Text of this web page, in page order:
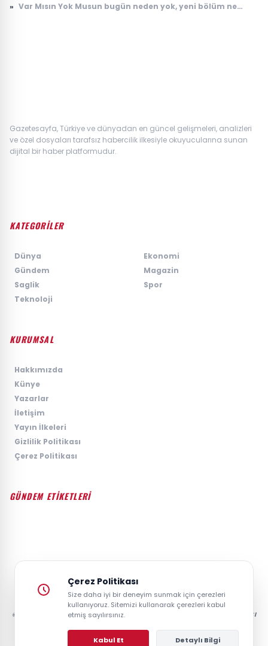
» Var Mısın Yok Musun bugün neden yok, yeni bölüm ne
Gazetesayfa, Türkiye ve dünyadan en güncel gelişmeleri, analizleri
ve özel dosyaları tarafsız habercilik ilkesiyle okuyucularına sunan
dijital bir haber platformudur.
KATEGORİLER
Dünya
Ekonomi
Gündem
Magazin
Saglik
Spor
Teknoloji
KURUMSAL
Hakkımızda
Künye
Yazarlar
İletişim
Yayın İlkeleri
Gizlilik Politikası
Çerez Politikası
GÜNDEM ETİKETLERİ
© 2026 GAZETESAYFA | TÜRKIYE VE DÜNYANIN GÜNCEL HABER POSTASI
Çerez Politikası
Size daha iyi bir deneyim sunmak için çerezleri
kullanıyoruz. Sitemizi kullanarak çerezleri kabul
etmiş sayılırsınız.
Kabul Et Detaylı Bilgi